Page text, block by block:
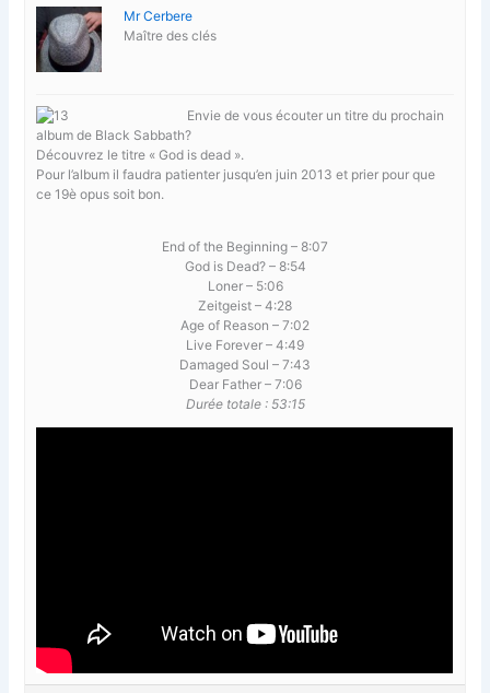
Mr Cerbere
Maître des clés
Envie de vous écouter un titre du prochain
album de Black Sabbath?
Découvrez le titre « God is dead ».
Pour l’album il faudra patienter jusqu’en juin 2013 et prier pour que
ce 19è opus soit bon.
End of the Beginning – 8:07
God is Dead? – 8:54
Loner – 5:06
Zeitgeist – 4:28
Age of Reason – 7:02
Live Forever – 4:49
Damaged Soul – 7:43
Dear Father – 7:06
Durée totale : 53:15